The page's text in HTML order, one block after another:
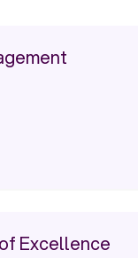
Excellence